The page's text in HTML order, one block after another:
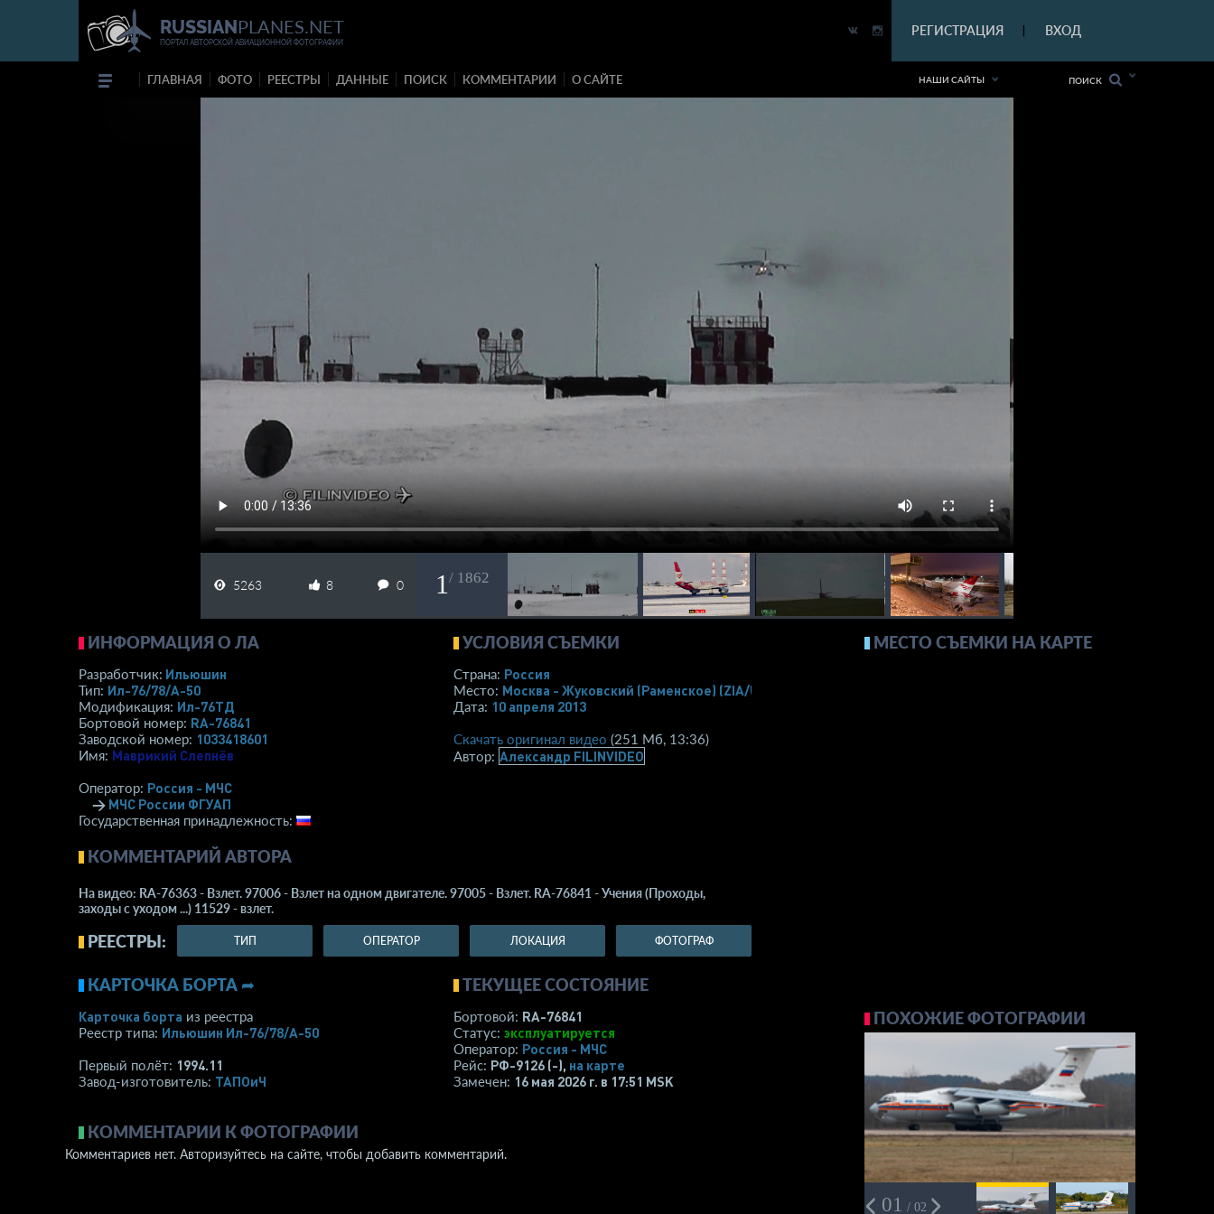
RUSSIANPLANES.NET
ПОРТАЛ АВТОРСКОЙ АВИАЦИОННОЙ ФОТОГРАФИИ
РЕГИСТРАЦИЯ ВХОД
ГЛАВНАЯ ФОТО РЕЕСТРЫ ДАННЫЕ ПОИСК КОММЕНТАРИИ О САЙТЕ НАШИ САЙТЫ ПОИСК
5263 8 0 1 / 1862
ИНФОРМАЦИЯ О ЛА
Разработчик: Ильюшин
Тип: Ил-76/78/А-50
Модификация: Ил-76ТД
Бортовой номер: RA-76841
Заводской номер: 1033418601
Имя: Маврикий Слепнёв
Оператор: Россия - МЧС
→ МЧС России ФГУАП
Государственная принадлежность:
УСЛОВИЯ СЪЕМКИ
Страна: Россия
Место: Москва - Жуковский (Раменское) (ZIA/UUBW)
Дата: 10 апреля 2013
Скачать оригинал видео (251 Мб, 13:36)
Автор: Александр FILINVIDEO
КОММЕНТАРИЙ АВТОРА
На видео: RA-76363 - Взлет. 97006 - Взлет на одном двигателе. 97005 - Взлет. RA-76841 - Учения (Проходы,
заходы с уходом ...) 11529 - взлет.
РЕЕСТРЫ: ТИП ОПЕРАТОР ЛОКАЦИЯ ФОТОГРАФ
КАРТОЧКА БОРТА ➦
Карточка борта из реестра
Реестр типа: Ильюшин Ил-76/78/А-50
Первый полёт: 1994.11
Завод-изготовитель: ТАПОиЧ
ТЕКУЩЕЕ СОСТОЯНИЕ
Бортовой: RA-76841
Статус: эксплуатируется
Оператор: Россия - МЧС
Рейс: РФ-9126 (-), на карте
Замечен: 16 мая 2026 г. в 17:51 MSK
КОММЕНТАРИИ К ФОТОГРАФИИ
Комментариев нет. Авторизуйтесь на сайте, чтобы добавить комментарий.
МЕСТО СЪЕМКИ НА КАРТЕ
ПОХОЖИЕ ФОТОГРАФИИ
01 / 02